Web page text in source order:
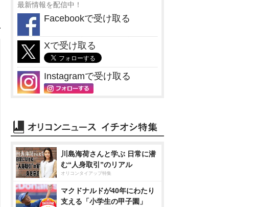
最新情報を配信中！
Facebookで受け取る
Xで受け取る
Instagramで受け取る
川島海荷さんと学ぶ 日常に潜
む“人身取引”のリアル
オリコンタイアップ特集
マクドナルドが40年にわたり
支える「小学生の甲子園」